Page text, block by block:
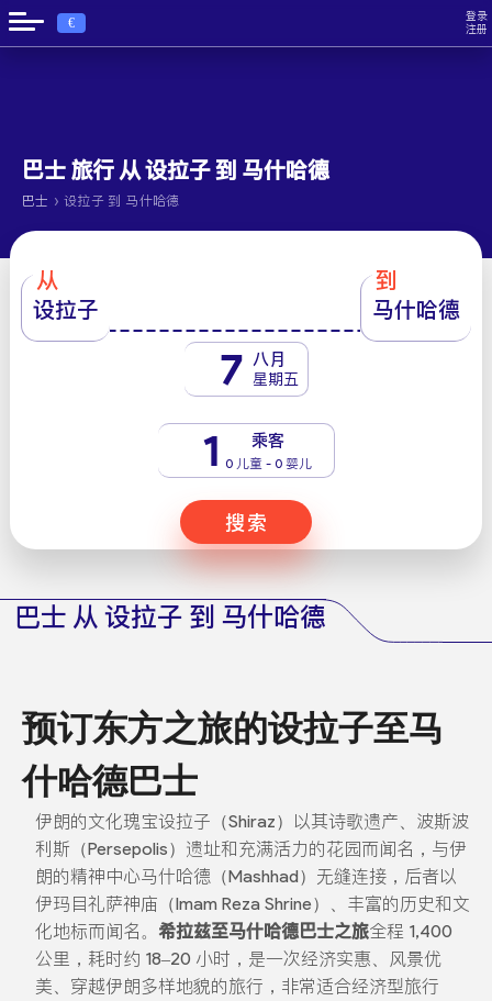
€
登录
注册
巴士 旅行 从 设拉子 到 马什哈德
巴士 › 设拉子 到 马什哈德
从
设拉子
到
马什哈德
7 八月
星期五
1 乘客
0 儿童 - 0 婴儿
搜索
巴士 从 设拉子 到 马什哈德
预订东方之旅的设拉子至马
什哈德巴士
伊朗的文化瑰宝设拉子（Shiraz）以其诗歌遗产、波斯波
利斯（Persepolis）遗址和充满活力的花园而闻名，与伊
朗的精神中心马什哈德（Mashhad）无缝连接，后者以
伊玛目礼萨神庙（Imam Reza Shrine）、丰富的历史和文
化地标而闻名。 希拉兹至马什哈德巴士之旅全程 1,400
公里，耗时约 18–20 小时，是一次经济实惠、风景优
美、穿越伊朗多样地貌的旅行，非常适合经济型旅行